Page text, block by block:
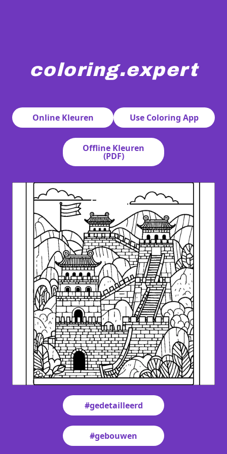
coloring.expert
Online Kleuren
Use Coloring App
Offline Kleuren
(PDF)
#gedetailleerd
#gebouwen